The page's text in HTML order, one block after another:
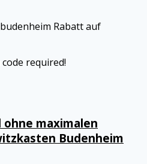
Rabatt auf
required!
ohne maximalen
Budenheim